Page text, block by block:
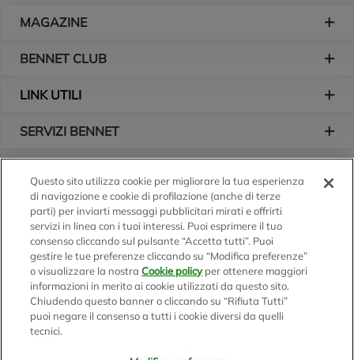
MAGAZINE
BENNET CLUB
LINK UTILI
SERVIZI BENNET
Logo Bennet
Seguici sui nostri canali
Scarica l'app
Questo sito utilizza cookie per migliorare la tua esperienza
di navigazione e cookie di profilazione (anche di terze
parti) per inviarti messaggi pubblicitari mirati e offrirti
servizi in linea con i tuoi interessi. Puoi esprimere il tuo
consenso cliccando sul pulsante “Accetta tutti”. Puoi
gestire le tue preferenze cliccando su “Modifica preferenze”
o visualizzare la nostraCookie policyper ottenere maggiori
informazioni in merito ai cookie utilizzati da questo sito.
Chiudendo questo banner o cliccando su “Rifiuta Tutti”
puoi negare il consenso a tutti i cookie diversi da quelli
tecnici.